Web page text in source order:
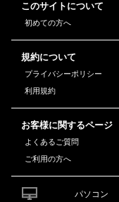
このサイトについて
初めての方へ
規約について
プライバシーポリシー
利用規約
お客様に関するページ
よくあるご質問
ご利用の方へ
パソコン